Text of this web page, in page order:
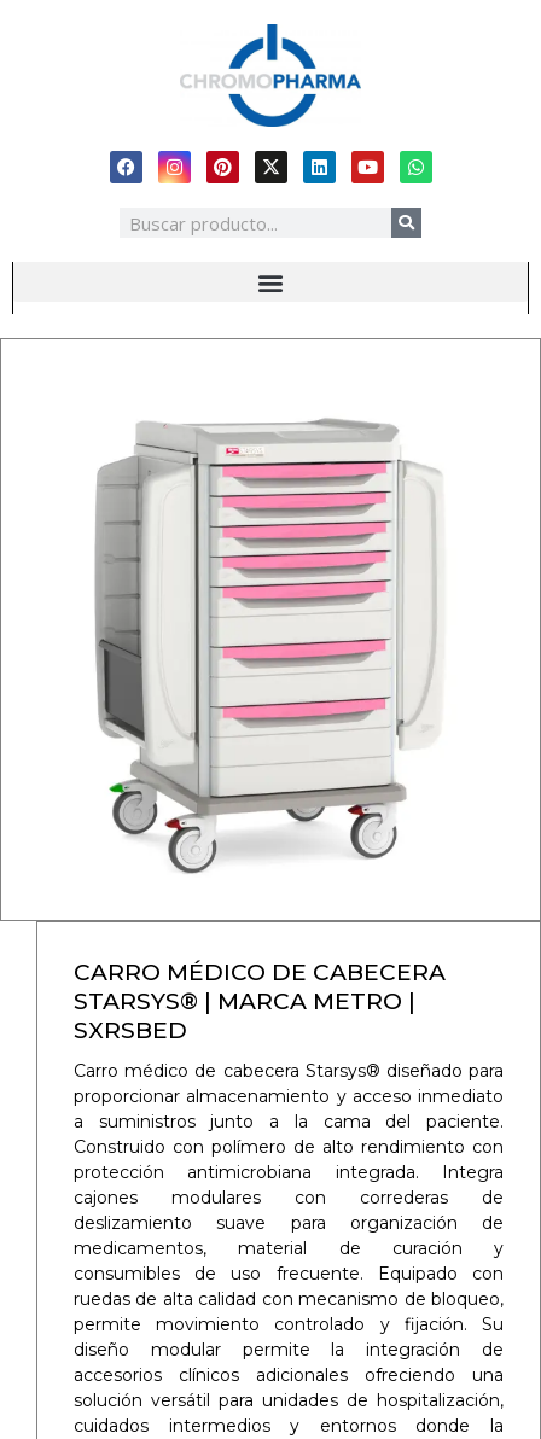
CARRO MÉDICO DE CABECERA
STARSYS® | MARCA METRO |
SXRSBED
Carro médico de cabecera Starsys® diseñado para
proporcionar almacenamiento y acceso inmediato
a suministros junto a la cama del paciente.
Construido con polímero de alto rendimiento con
protección antimicrobiana integrada. Integra
cajones modulares con correderas de
deslizamiento suave para organización de
medicamentos, material de curación y
consumibles de uso frecuente. Equipado con
ruedas de alta calidad con mecanismo de bloqueo,
permite movimiento controlado y fijación. Su
diseño modular permite la integración de
accesorios clínicos adicionales ofreciendo una
solución versátil para unidades de hospitalización,
cuidados intermedios y entornos donde la